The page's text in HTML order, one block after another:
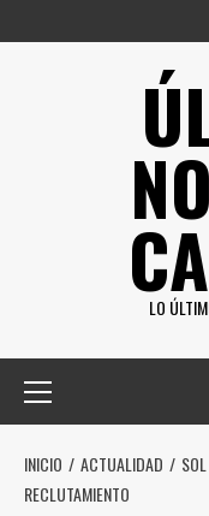
al
LO
principal
INICIO ACTUALIDAD
RECLUTAMIENTO